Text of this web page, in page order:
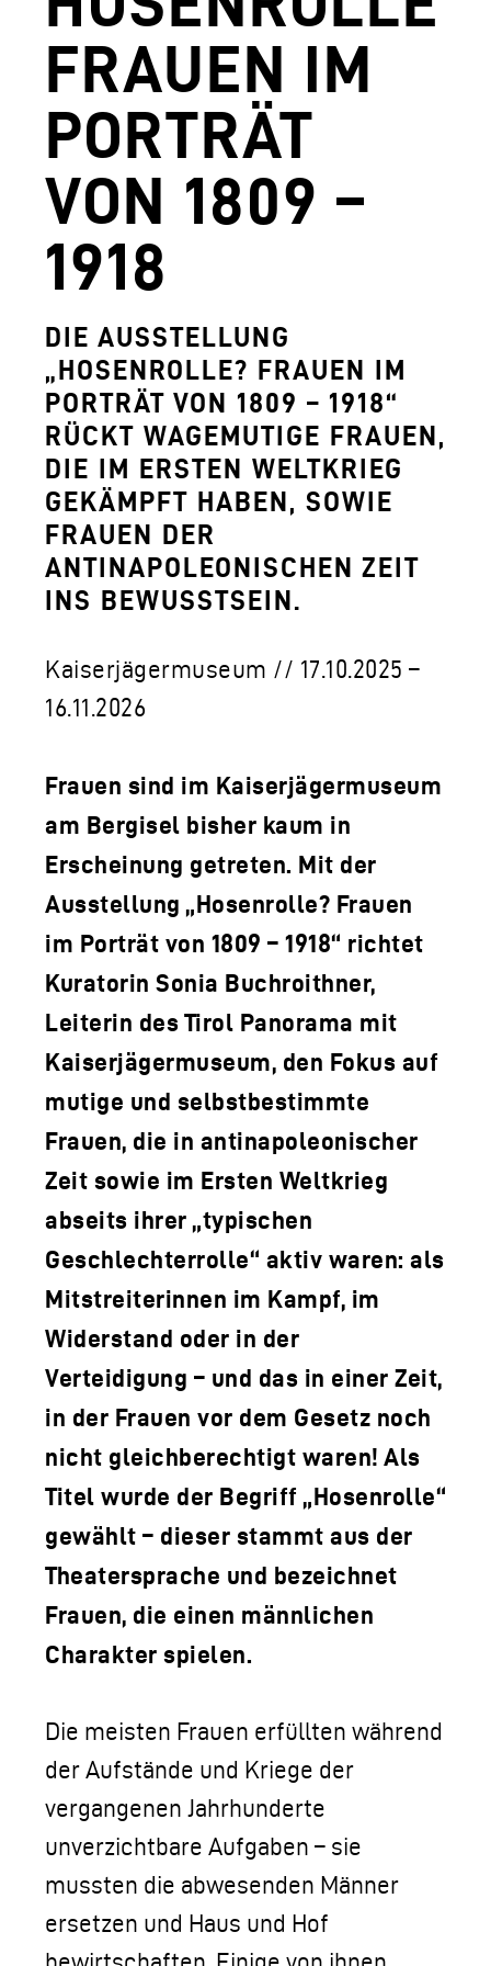
DOWNLOADS
FERDINANDEUM
HOFKIRCHE
DAS TIROL PANORAMA MIT
AGUNTUM MUSEUM -
SAMMLUNGS- UND
GESCHÄFTSFÜHRUNG
LOGO DER TLM
KONTAKT
FRAUEN IM
PORTRÄT
VON 1809 –
1918
DIE AUSSTELLUNG
„HOSENROLLE? FRAUEN IM
PORTRÄT VON 1809 – 1918“
RÜCKT WAGEMUTIGE FRAUEN,
DIE IM ERSTEN WELTKRIEG
GEKÄMPFT HABEN, SOWIE
FRAUEN DER
ANTINAPOLEONISCHEN ZEIT
INS BEWUSSTSEIN.
Kaiserjägermuseum // 17.10.2025 –
16.11.2026
Frauen sind im Kaiserjägermuseum
am Bergisel bisher kaum in
Erscheinung getreten. Mit der
Ausstellung „Hosenrolle? Frauen
im Porträt von 1809 – 1918“ richtet
Kuratorin Sonia Buchroithner,
Leiterin des Tirol Panorama mit
Kaiserjägermuseum, den Fokus auf
mutige und selbstbestimmte
Frauen, die in antinapoleonischer
Zeit sowie im Ersten Weltkrieg
abseits ihrer „typischen
Geschlechterrolle“ aktiv waren: als
Mitstreiterinnen im Kampf, im
Widerstand oder in der
Verteidigung – und das in einer Zeit,
in der Frauen vor dem Gesetz noch
nicht gleichberechtigt waren! Als
Titel wurde der Begriff „Hosenrolle“
gewählt – dieser stammt aus der
Theatersprache und bezeichnet
Frauen, die einen männlichen
Charakter spielen.
Die meisten Frauen erfüllten während
der Aufstände und Kriege der
vergangenen Jahrhunderte
unverzichtbare Aufgaben – sie
mussten die abwesenden Männer
ersetzen und Haus und Hof